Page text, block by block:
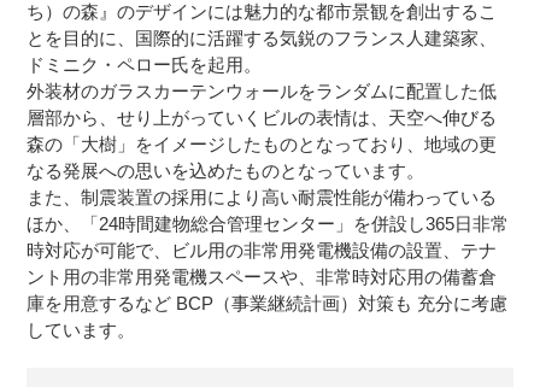
ち）の森』のデザインには魅力的な都市景観を創出するこ
とを目的に、国際的に活躍する気鋭のフランス人建築家、
ドミニク・ペロー氏を起用。
外装材のガラスカーテンウォールをランダムに配置した低
層部から、せり上がっていくビルの表情は、天空へ伸びる
森の「大樹」をイメージしたものとなっており、地域の更
なる発展への思いを込めたものとなっています。
また、制震装置の採用により高い耐震性能が備わっている
ほか、「24時間建物総合管理センター」を併設し365日非常
時対応が可能で、ビル用の非常用発電機設備の設置、テナ
ント用の非常用発電機スペースや、非常時対応用の備蓄倉
庫を用意するなど BCP（事業継続計画）対策も 充分に考慮
しています。